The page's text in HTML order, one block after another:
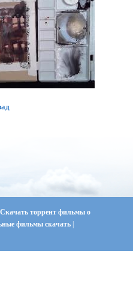
Скачать торрент фильмы о
фильмы скачать |